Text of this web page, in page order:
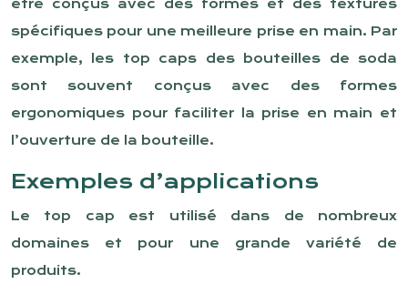
être conçus avec des formes et des textures
spécifiques pour une meilleure prise en main. Par
exemple, les top caps des bouteilles de soda
sont souvent conçus avec des formes
ergonomiques pour faciliter la prise en main et
l’ouverture de la bouteille.
Exemples d’applications
Le top cap est utilisé dans de nombreux
domaines et pour une grande variété de
produits.